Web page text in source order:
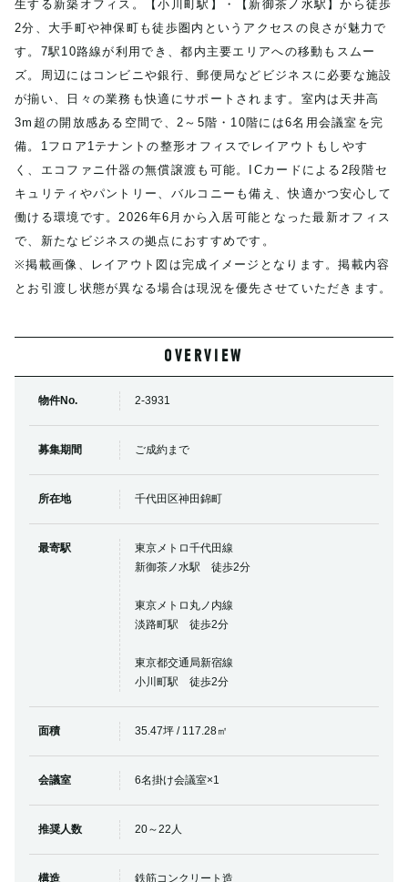
生する新築オフィス。【小川町駅】・【新御茶ノ水駅】から徒歩
2分、大手町や神保町も徒歩圏内というアクセスの良さが魅力で
す。7駅10路線が利用でき、都内主要エリアへの移動もスムー
ズ。周辺にはコンビニや銀行、郵便局などビジネスに必要な施設
が揃い、日々の業務も快適にサポートされます。室内は天井高
3m超の開放感ある空間で、2～5階・10階には6名用会議室を完
備。1フロア1テナントの整形オフィスでレイアウトもしやす
く、エコファニ什器の無償譲渡も可能。ICカードによる2段階セ
キュリティやパントリー、バルコニーも備え、快適かつ安心して
働ける環境です。2026年6月から入居可能となった最新オフィス
で、新たなビジネスの拠点におすすめです。
※掲載画像、レイアウト図は完成イメージとなります。掲載内容
とお引渡し状態が異なる場合は現況を優先させていただきます。
OVERVIEW
物件No. 2-3931
募集期間 ご成約まで
所在地 千代田区神田錦町
最寄駅
東京メトロ千代田線
新御茶ノ水駅 徒歩2分
東京メトロ丸ノ内線
淡路町駅 徒歩2分
東京都交通局新宿線
小川町駅 徒歩2分
面積 35.47坪 / 117.28㎡
会議室 6名掛け会議室×1
推奨人数 20～22人
構造 鉄筋コンクリート造